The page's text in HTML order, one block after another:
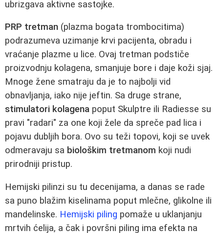
ubrizgava aktivne sastojke.
PRP tretman (plazma bogata trombocitima)
podrazumeva uzimanje krvi pacijenta, obradu i
vraćanje plazme u lice. Ovaj tretman podstiče
proizvodnju kolagena, smanjuje bore i daje koži sjaj.
Mnoge žene smatraju da je to najbolji vid
obnavljanja, iako nije jeftin. Sa druge strane,
stimulatori kolagena poput Skulptre ili Radiesse su
pravi "radari" za one koji žele da spreče pad lica i
pojavu dubljih bora. Ovo su teži topovi, koji se uvek
odmeravaju sa biološkim tretmanom koji nudi
prirodniji pristup.
Hemijski pilinzi su tu decenijama, a danas se rade
sa puno blažim kiselinama poput mlečne, glikolne ili
mandelinske. Hemijski piling pomaže u uklanjanju
mrtvih ćelija, a čak i površni piling ima efekta na